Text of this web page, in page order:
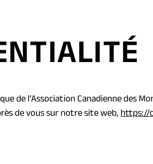
de l’Association Canadienne des
de vous sur notre site web, https://